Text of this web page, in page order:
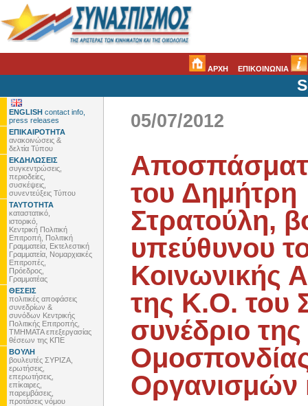
ΑΡΧΗ ΕΠΙΚΟΙΝΩΝΙΑ
ENGLISH contact info,
press releases
ΕΠΙΚΑΙΡΟΤΗΤΑ
ανακοινώσεις &
δελτία Τύπου
ΕΚΔΗΛΩΣΕΙΣ
συγκεντρώσεις,
περιοδείες,
συσκέψεις,
συνεντεύξεις Τύπου
ΤΑΥΤΟΤΗΤΑ
καταστατικό,
ιστορικό,
Κεντρική Πολιτική
Επιτροπή, Πολιτική
Γραμματεία, Εκτελεστική
Γραμματεία, Νομαρχιακές
Επιτροπές,
Πρόεδρος,
Γραμματέας
ΘΕΣΕΙΣ
πολιτικές αποφάσεις
συνεδρίων &
συνόδων Κεντρικής
Πολιτικής Επιτροπής,
ΤΜΗΜΑΤΑ επεξεργασίας
θέσεων της ΚΠΕ
ΒΟΥΛΗ
βουλευτές ΣΥΡΙΖΑ,
ερωτήσεις,
επερωτήσεις,
επίκαιρες,
παρεμβάσεις,
προτάσεις νόμου
05/07/2012
του Δημήτρη
Στρατούλη,
υπεύθυνου
Κοινωνικής
της Κ.Ο. του
συνέδριο
Οργανισμών